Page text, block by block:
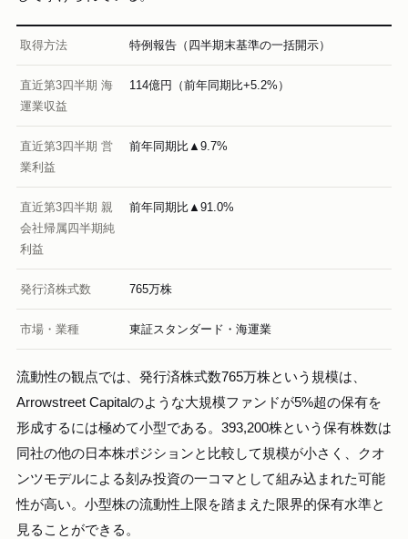
取得方法 特例報告（四半期末基準の一括開示）
直近第3四半期 海
運業収益
114億円（前年同期比+5.2%）
直近第3四半期 営
業利益
前年同期比▲9.7%
直近第3四半期 親
会社帰属四半期純
利益
前年同期比▲91.0%
発行済株式数 765万株
市場・業種 東証スタンダード・海運業
流動性の観点では、発行済株式数765万株という規模は、
Arrowstreet Capitalのような大規模ファンドが5%超の保有を
形成するには極めて小型である。393,200株という保有株数は
同社の他の日本株ポジションと比較して規模が小さく、クオ
ンツモデルによる刻み投資の一コマとして組み込まれた可能
性が高い。小型株の流動性上限を踏まえた限界的保有水準と
見ることができる。